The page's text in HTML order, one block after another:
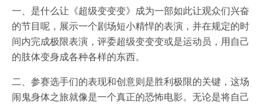
一、是什么让《超级变变变》成为一部如此让观众们兴奋
的节目呢，展示一个剧场短小精悍的表演，并在规定的时
间内完成极限表演，评委超级变变变或是运动员，用自己
的肢体变身成各种各样的东西。
二、参赛选手们的表现和创意则是胜利极限的关键，这场
闹鬼身体之旅就像是一个真正的恐怖电影。无论是将自己